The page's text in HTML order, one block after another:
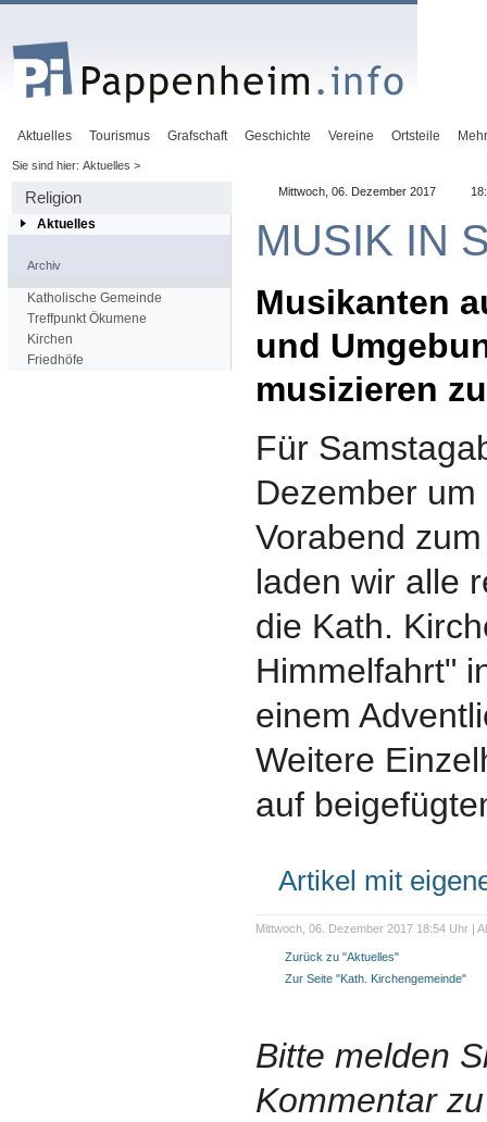
Aktuelles Tourismus Grafschaft Geschichte Vereine Ortsteile Mehr
Sie sind hier: Aktuelles >
Religion
Aktuelles
Archiv
Katholische Gemeinde
Treffpunkt Ökumene
Kirchen
Friedhöfe
Mittwoch, 06. Dezember 2017
MUSIK IN
Musikanten
und
musizieren
Für
Dezember
Vorabend
laden wir alle
die Kath.
Himmelfahrt"
einem
Weitere
auf
Artikel mit
Mittwoch, 06. Dezember 2017 18:54 Uhr |
Zurück zu "Aktuelles"
Zur Seite "Kath. Kirchengemeinde"
Bitte melden
Kommentar